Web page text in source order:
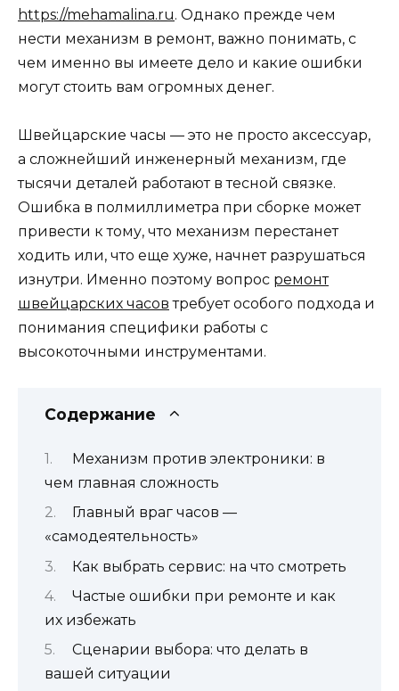
https://mehamalina.ru. Однако прежде чем
нести механизм в ремонт, важно понимать, с
чем именно вы имеете дело и какие ошибки
могут стоить вам огромных денег.
Швейцарские часы — это не просто аксессуар,
а сложнейший инженерный механизм, где
тысячи деталей работают в тесной связке.
Ошибка в полмиллиметра при сборке может
привести к тому, что механизм перестанет
ходить или, что еще хуже, начнет разрушаться
изнутри. Именно поэтому вопрос ремонт
швейцарских часов требует особого подхода и
понимания специфики работы с
высокоточными инструментами.
Содержание
Механизм против электроники: в
чем главная сложность
Главный враг часов —
«самодеятельность»
Как выбрать сервис: на что смотреть
Частые ошибки при ремонте и как
их избежать
Сценарии выбора: что делать в
вашей ситуации